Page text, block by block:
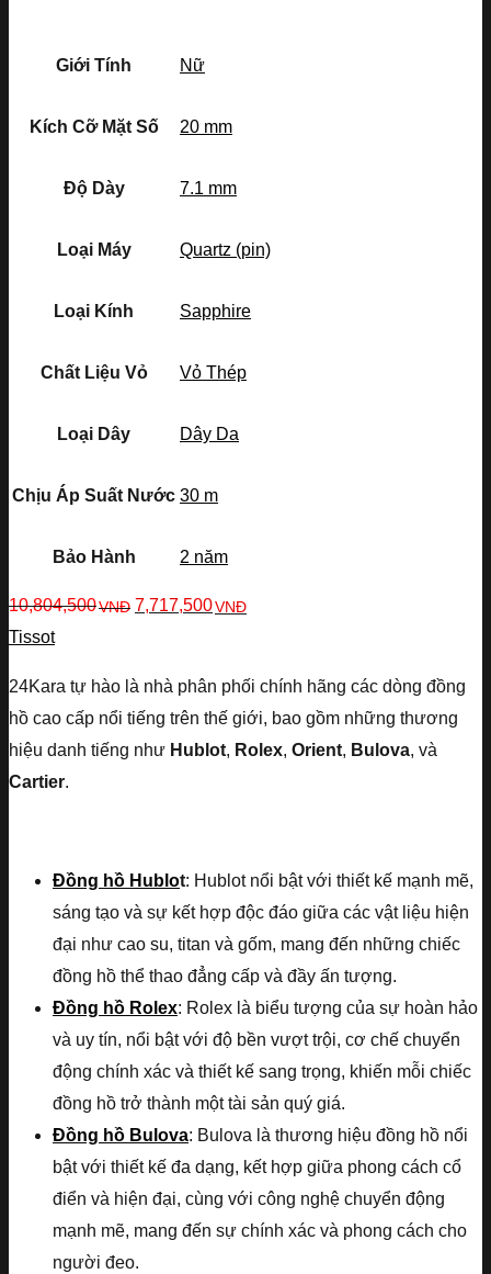
Giới Tính Nữ
Kích Cỡ Mặt Số 20 mm
Độ Dày 7.1 mm
Loại Máy Quartz (pin)
Loại Kính Sapphire
Chất Liệu Vỏ Vỏ Thép
Loại Dây Dây Da
Chịu Áp Suất Nước 30 m
Bảo Hành 2 năm
10,804,500VNĐ 7,717,500VNĐ
Tissot
24Kara tự hào là nhà phân phối chính hãng các dòng đồng
hồ cao cấp nổi tiếng trên thế giới, bao gồm những thương
hiệu danh tiếng như Hublot, Rolex, Orient, Bulova, và
Cartier.
Đồng hồ Hublot: Hublot nổi bật với thiết kế mạnh mẽ,
sáng tạo và sự kết hợp độc đáo giữa các vật liệu hiện
đại như cao su, titan và gốm, mang đến những chiếc
đồng hồ thể thao đẳng cấp và đầy ấn tượng.
Đồng hồ Rolex: Rolex là biểu tượng của sự hoàn hảo
và uy tín, nổi bật với độ bền vượt trội, cơ chế chuyển
động chính xác và thiết kế sang trọng, khiến mỗi chiếc
đồng hồ trở thành một tài sản quý giá.
Đồng hồ Bulova: Bulova là thương hiệu đồng hồ nổi
bật với thiết kế đa dạng, kết hợp giữa phong cách cổ
điển và hiện đại, cùng với công nghệ chuyển động
mạnh mẽ, mang đến sự chính xác và phong cách cho
người đeo.